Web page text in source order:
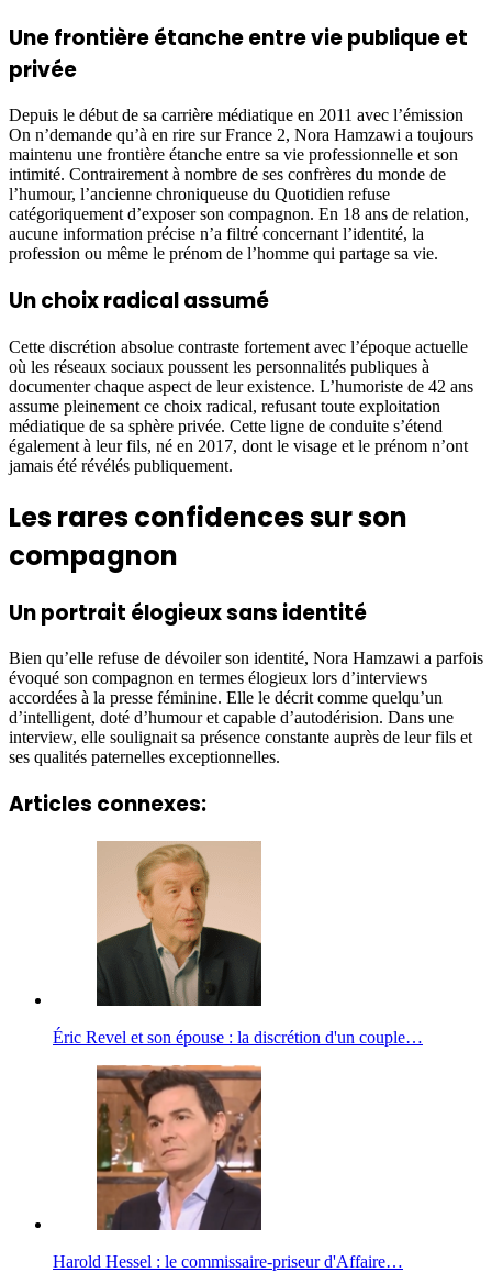
Une frontière étanche entre vie publique et
privée
Depuis le début de sa carrière médiatique en 2011 avec l’émission
On n’demande qu’à en rire sur France 2, Nora Hamzawi a toujours
maintenu une frontière étanche entre sa vie professionnelle et son
intimité. Contrairement à nombre de ses confrères du monde de
l’humour, l’ancienne chroniqueuse du Quotidien refuse
catégoriquement d’exposer son compagnon. En 18 ans de relation,
aucune information précise n’a filtré concernant l’identité, la
profession ou même le prénom de l’homme qui partage sa vie.
Un choix radical assumé
Cette discrétion absolue contraste fortement avec l’époque actuelle
où les réseaux sociaux poussent les personnalités publiques à
documenter chaque aspect de leur existence. L’humoriste de 42 ans
assume pleinement ce choix radical, refusant toute exploitation
médiatique de sa sphère privée. Cette ligne de conduite s’étend
également à leur fils, né en 2017, dont le visage et le prénom n’ont
jamais été révélés publiquement.
Les rares confidences sur son
compagnon
Un portrait élogieux sans identité
Bien qu’elle refuse de dévoiler son identité, Nora Hamzawi a parfois
évoqué son compagnon en termes élogieux lors d’interviews
accordées à la presse féminine. Elle le décrit comme quelqu’un
d’intelligent, doté d’humour et capable d’autodérision. Dans une
interview, elle soulignait sa présence constante auprès de leur fils et
ses qualités paternelles exceptionnelles.
Articles connexes:
Éric Revel et son épouse : la discrétion d'un couple…
Harold Hessel : le commissaire-priseur d'Affaire…